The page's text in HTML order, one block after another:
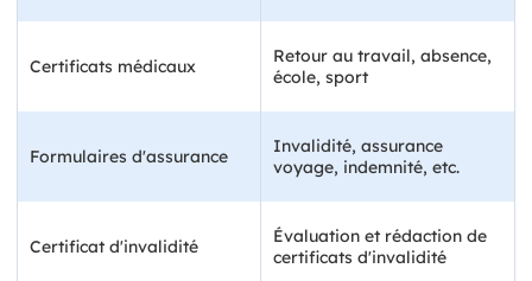
Certificats médicaux
Retour au travail, absence,
école, sport
Formulaires d'assurance
Invalidité, assurance
voyage, indemnité, etc.
Certificat d'invalidité
Évaluation et rédaction de
certificats d'invalidité